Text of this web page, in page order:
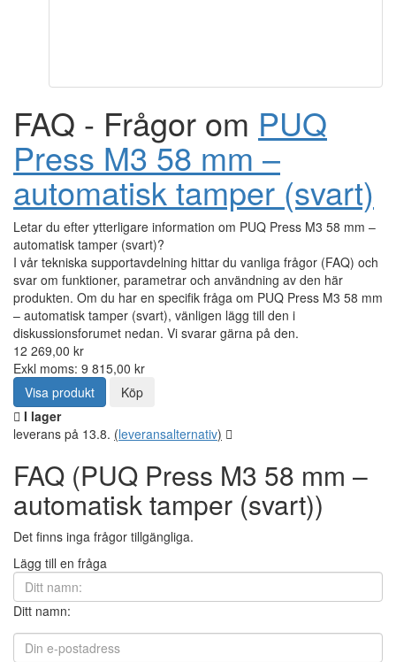
FAQ - Frågor om PUQ
Press M3 58 mm –
automatisk tamper (svart)
Letar du efter ytterligare information om PUQ Press M3 58 mm –
automatisk tamper (svart)?
I vår tekniska supportavdelning hittar du vanliga frågor (FAQ) och
svar om funktioner, parametrar och användning av den här
produkten. Om du har en specifik fråga om PUQ Press M3 58 mm
– automatisk tamper (svart), vänligen lägg till den i
diskussionsforumet nedan. Vi svarar gärna på den.
12 269,00 kr
Exkl moms: 9 815,00 kr
Visa produkt
Köp
I lager
leverans på 13.8. (leveransalternativ)
FAQ (PUQ Press M3 58 mm –
automatisk tamper (svart))
Det finns inga frågor tillgängliga.
Lägg till en fråga
Ditt namn: